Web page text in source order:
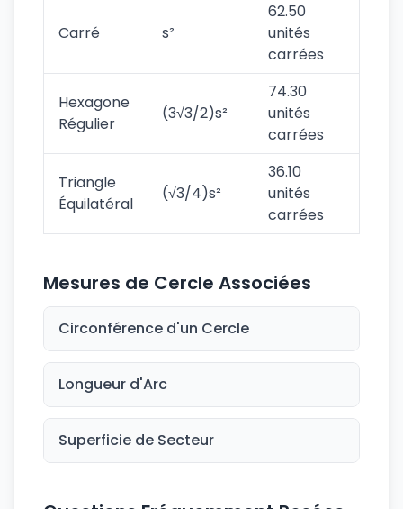
Carré s²
62.50
unités
carrées
Hexagone
Régulier
(3√3/2)s²
74.30
unités
carrées
Triangle
Équilatéral
(√3/4)s²
36.10
unités
carrées
Mesures de Cercle Associées
Circonférence d'un Cercle
Longueur d'Arc
Superficie de Secteur